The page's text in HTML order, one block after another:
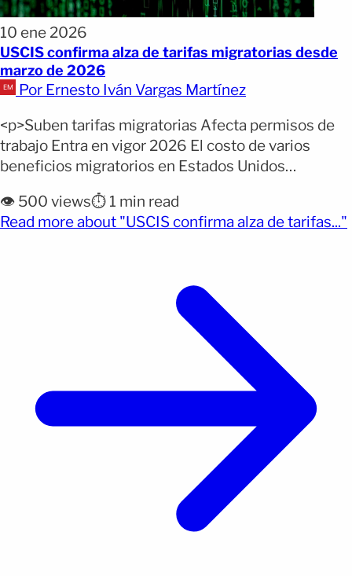
10 ene 2026
USCIS confirma alza de tarifas migratorias desde
marzo de 2026
Por Ernesto Iván Vargas Martínez
<p>Suben tarifas migratorias Afecta permisos de
trabajo Entra en vigor 2026 El costo de varios
beneficios migratorios en Estados Unidos
tarifas afectarán solicitudes comunes y ciertos
permisos de trabajo. El Servicio de Ciudadanía e
👁️ 500 views⏱️ 1 min read
Read more about "USCIS confirma alza de tarifas..."